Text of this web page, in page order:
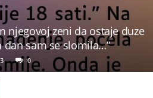
njegovoj zeni da ostaje duze
dan sam se slomila…”
0